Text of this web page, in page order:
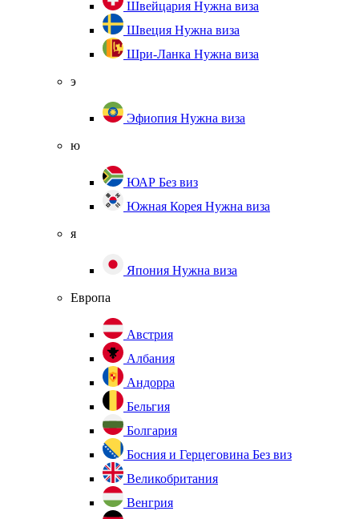
Швейцария Нужна виза
Швеция Нужна виза
Шри-Ланка Нужна виза
э
Эфиопия Нужна виза
ю
ЮАР Без виз
Южная Корея Нужна виза
я
Япония Нужна виза
Европа
Австрия
Албания
Андорра
Бельгия
Болгария
Босния и Герцеговина Без виз
Великобритания
Венгрия